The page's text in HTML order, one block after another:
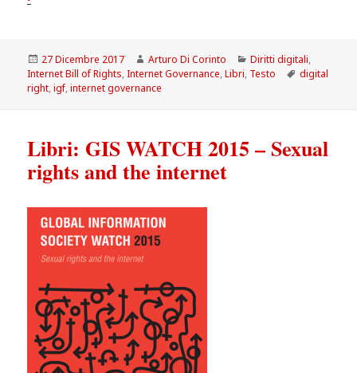
Scritto
il
27 Dicembre 2017 Autore
Arturo Di Corinto Categorie
Diritti digitali,
Internet Bill of Rights,Internet Governance,Libri, Testo Tag
digital
right,igf,internet governance
Libri: GIS WATCH 2015 – Sexual
rights and the internet